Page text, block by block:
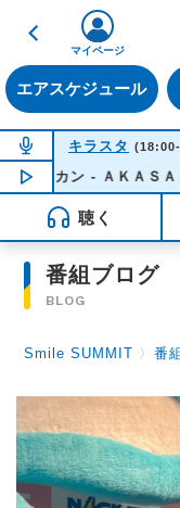
戻る
エアスケジュール
マイページ
NOW ON AIR
キラスタ
NOW PLAYING
カン - ＡＫＡＳＡＫＩ
聴く
番組ブログ
BLOG
Smile SUMMIT 〉番